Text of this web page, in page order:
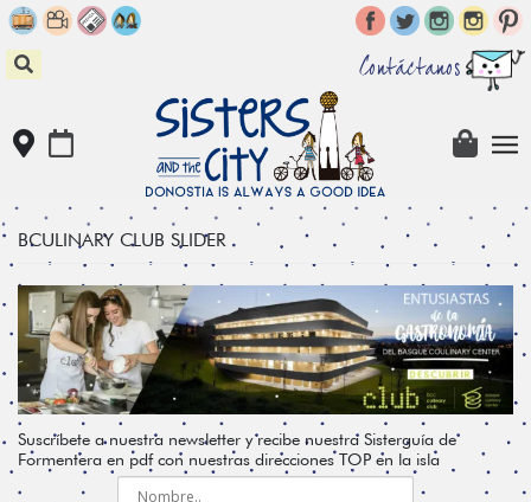
Skip
to
content
Contáctanos
BCULINARY CLUB SLIDER
Suscríbete a nuestra newsletter y recibe nuestra Sisterguía de
Formentera en pdf con nuestras direcciones TOP en la isla